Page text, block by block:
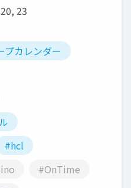
23
プカレンダー
#hcl
#OnTime